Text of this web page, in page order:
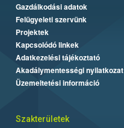
Gazdálkodási adatok
Felügyeleti szervünk
Projektek
Kapcsolódó linkek
Adatkezelési tájékoztató
Akadálymentességi nyilatkozat
Üzemeltetési információ
Szakterületek